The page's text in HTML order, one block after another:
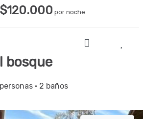
$120.000 por noche
bosque
· 2 baños